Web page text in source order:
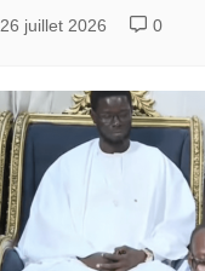
26 juillet 2026 0